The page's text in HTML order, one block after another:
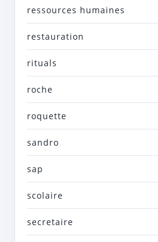
ressources humaines
restauration
rituals
roche
roquette
sandro
sap
scolaire
secretaire